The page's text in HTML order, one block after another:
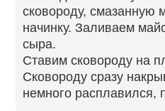
сковороду,
начинку. Заливаем
сыра.
Ставим сковороду на
Сковороду сразу
немного расплавился,